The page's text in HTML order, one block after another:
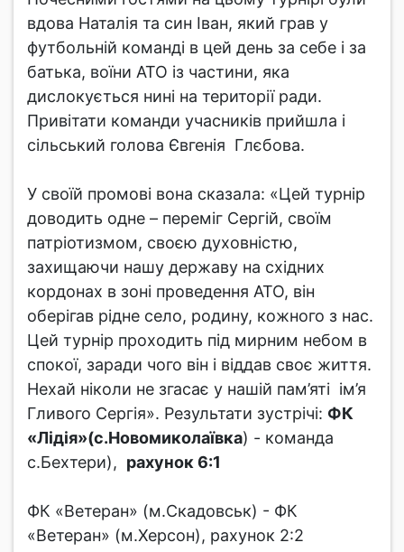
вдова Наталія та син Іван, який грав у
футбольній команді в цей день за себе і за
батька, воїни АТО із частини, яка
дислокується нині на території ради.
Привітати команди учасників прийшла і
сільський голова Євгенія Глєбова.
У своїй промові вона сказала: «Цей турнір
доводить одне – переміг Сергій, своїм
патріотизмом, своєю духовністю,
захищаючи нашу державу на східних
кордонах в зоні проведення АТО, він
оберігав рідне село, родину, кожного з нас.
Цей турнір проходить під мирним небом в
спокої, заради чого він і віддав своє життя.
Нехай ніколи не згасає у нашій пам’яті ім’я
Гливого Сергія». Результати зустрічі: ФК
«Лідія»(с.Новомиколаївка) - команда
с.Бехтери), рахунок 6:1
ФК «Ветеран» (м.Скадовськ) - ФК
«Ветеран» (м.Херсон), рахунок 2:2